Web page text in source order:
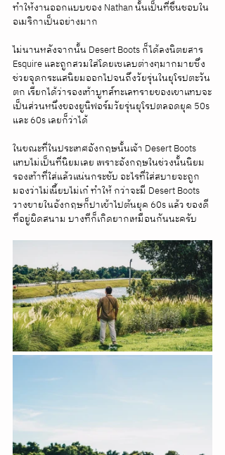
ทำให้งานออกแบบของ Nathan นั้นเป็นที่ชื่นชอบใน
อเมริกาเป็นอย่างมาก
ไม่นานหลังจากนั้น Desert Boots ก็ได้ลงนิตยสาร
Esquire และถูกสวมใส่โดยเซเลบต่างๆมากมายซึ่ง
ช่วยจุดกระแสนิยมออกไปจนถึงวัยรุ่นในยุโรปตะวัน
ตก เรียกได้ว่ารองเท้าบูทส์ทะเลทรายของเขาแทบจะ
เป็นส่วนหนึ่งของยูนิฟอร์มวัยรุ่นยุโรปตลอดยุค 50s
และ 60s เลยก็ว่าได้
ในขณะที่ในประเทศอังกฤษนั้นเจ้า Desert Boots
แทบไม่เป็นที่นิยมเลย เพราะอังกฤษในช่วงนั้นนิยม
รองเท้าที่ใส่แล้วแน่นกระชับ อะไรที่ใส่สบายจะถูก
มองว่าไม่เนี้ยบไม่เก๋ ทำให้ กว่าจะมี Desert Boots
วางขายในอังกฤษก็ปาเข้าไปต้นยุค 60s แล้ว ของดี
ที่อยู่ผิดสนาม บางทีก็เกิดยากเหมือนกันนะครับ